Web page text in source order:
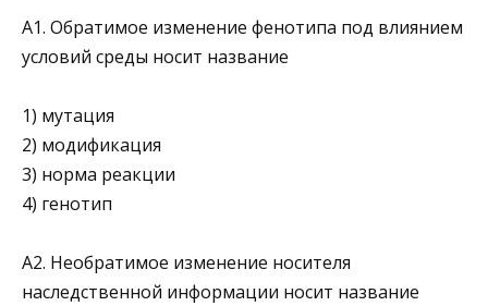
А1. Обратимое изменение фенотипа под влиянием
ус­ловий среды носит название
1) мутация
2) модификация
3) норма реакции
4) генотип
А2. Необратимое изменение носителя
наследственной информации носит название